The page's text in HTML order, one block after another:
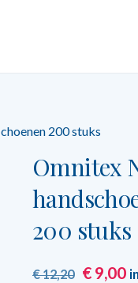
200 stuks
Omnitex
200 stuks
€12,20 € 9,00